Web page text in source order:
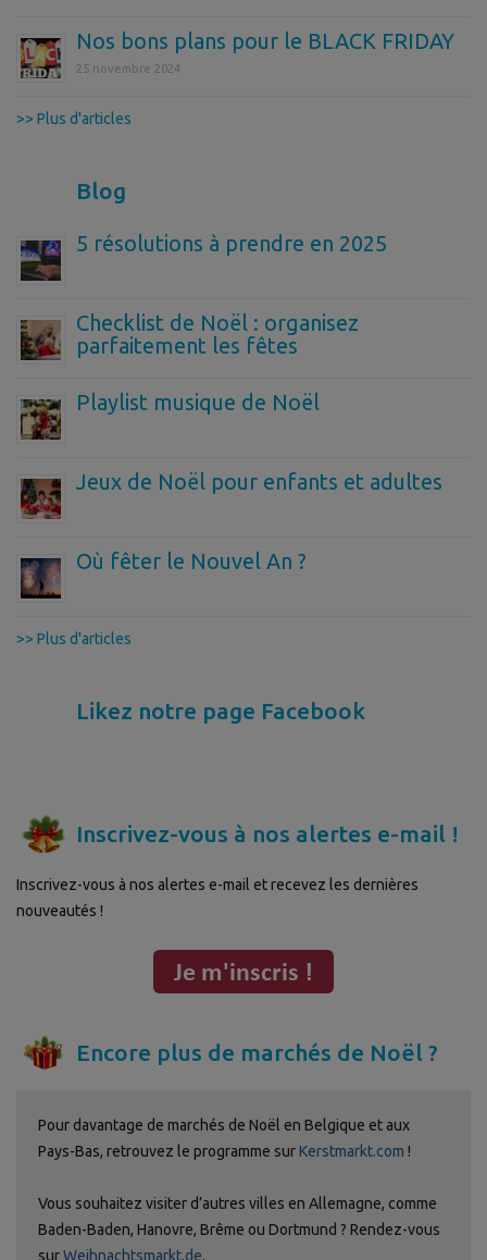
Nos bons plans pour le BLACK FRIDAY
25 novembre 2024
>> Plus d'articles
Blog
5 résolutions à prendre en 2025
Checklist de Noël : organisez
parfaitement les fêtes
Playlist musique de Noël
Jeux de Noël pour enfants et adultes
Où fêter le Nouvel An ?
>> Plus d'articles
Likez notre page Facebook
Inscrivez-vous à nos alertes e-mail !
Inscrivez-vous à nos alertes e-mail et recevez les dernières
nouveautés !
Encore plus de marchés de Noël ?
Pour davantage de marchés de Noël en Belgique et aux
Pays-Bas, retrouvez le programme surKerstmarkt.com !
Vous souhaitez visiter d’autres villes en Allemagne, comme
Baden-Baden, Hanovre, Brême ou Dortmund ? Rendez-vous
surWeihnachtsmarkt.de.